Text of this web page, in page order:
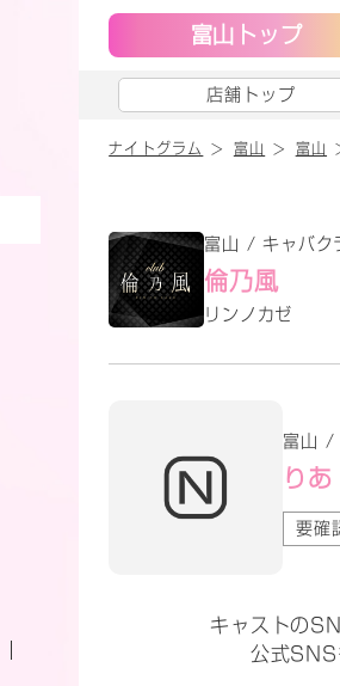
富山トップ
店舗トップ
ナイトグラム 富山 富山
富山 / キャバク
倫乃風
リンノカゼ
富山 /
りあ
要確
キャストの
公式SNS